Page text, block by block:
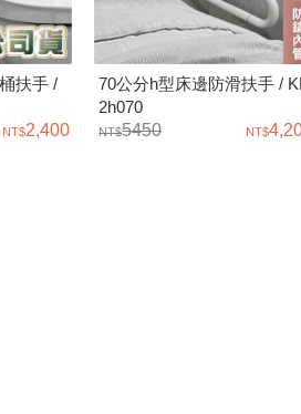
扶手 /
2,400
70公分h型床邊防滑扶手 /
2h070
5450